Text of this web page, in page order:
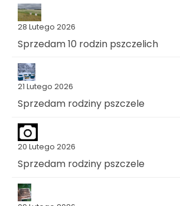
28 Lutego 2026
Sprzedam 10 rodzin pszczelich
21 Lutego 2026
Sprzedam rodziny pszczele
20 Lutego 2026
Sprzedam rodziny pszczele